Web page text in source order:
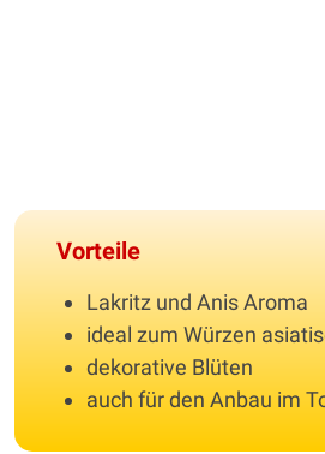
Vorteile
Lakritz und Anis Aroma
ideal zum Würzen
dekorative Blüten
auch für den Anbau im